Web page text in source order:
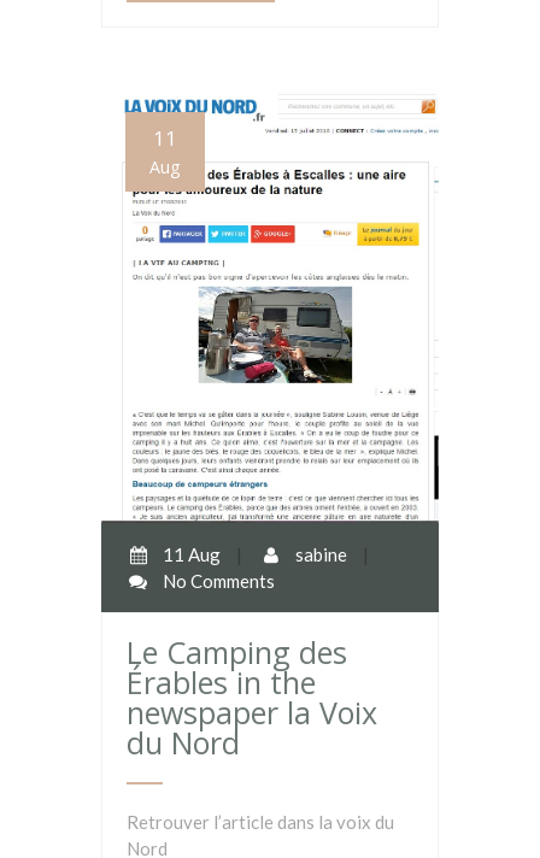
11
Aug
11 Aug sabine
No Comments
Le Camping des
Érables in the
newspaper la Voix
du Nord
Retrouver l’article dans la voix du
Nord